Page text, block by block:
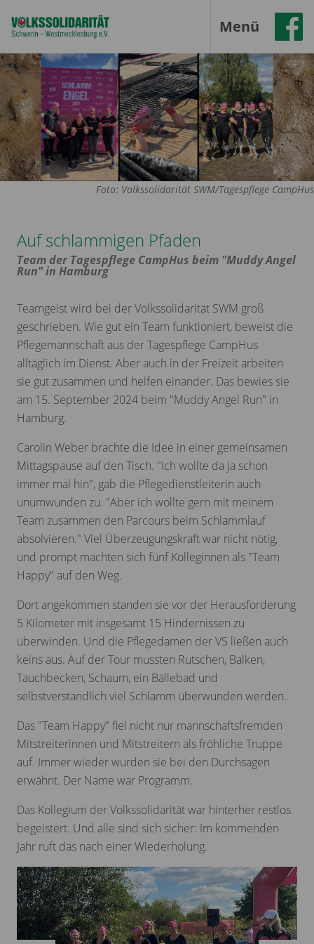
Menü
Foto: Volkssolidarität SWM/Tagespflege CampHus
Auf schlammigen Pfaden
Team der Tagespflege CampHus beim "Muddy Angel
Run" in Hamburg
Teamgeist wird bei der Volkssolidarität SWM groß
geschrieben. Wie gut ein Team funktioniert, beweist die
Pflegemannschaft aus der Tagespflege CampHus
alltäglich im Dienst. Aber auch in der Freizeit arbeiten
sie gut zusammen und helfen einander. Das bewies sie
am 15. September 2024 beim "Muddy Angel Run" in
Hamburg.
Carolin Weber brachte die Idee in einer gemeinsamen
Mittagspause auf den Tisch. "Ich wollte da ja schon
immer mal hin", gab die Pflegedienstleiterin auch
unumwunden zu. "Aber ich wollte gern mit meinem
Team zusammen den Parcours beim Schlammlauf
absolvieren." Viel Überzeugungskraft war nicht nötig,
und prompt machten sich fünf Kolleginnen als "Team
Happy" auf den Weg.
Dort angekommen standen sie vor der Herausforderung
5 Kilometer mit insgesamt 15 Hindernissen zu
überwinden. Und die Pflegedamen der VS ließen auch
keins aus. Auf der Tour mussten Rutschen, Balken,
Tauchbecken, Schaum, ein Bällebad und
selbstverständlich viel Schlamm überwunden werden..
Das "Team Happy" fiel nicht nur mannschaftsfremden
Mitstreiterinnen und Mitstreitern als fröhliche Truppe
auf. Immer wieder wurden sie bei den Durchsagen
erwähnt. Der Name war Programm.
Das Kollegium der Volkssolidarität war hinterher restlos
begeistert. Und alle sind sich sicher: Im kommenden
Jahr ruft das nach einer Wiederholung.